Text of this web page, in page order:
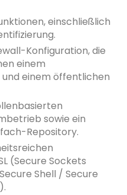
einschließlich
Konfiguration, die
einem
einem öffentlichen
sowie ein
Repository.
(Secure Sockets
Shell / Secure